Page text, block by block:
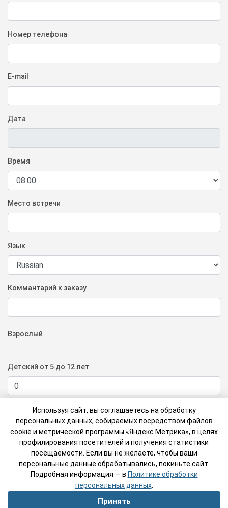
Номер телефона
E-mail
Дата
Время
Место встречи
Язык
Коммантарий к заказу
Взрослый
Детский от 5 до 12 лет
Льготный (школьники от 12 лет,студенты,пенсионеры)
Заказать экскурсию
Используя сайт, вы соглашаетесь на обработку
персональных данных, собираемых посредством файлов
cookie и метрической программы «Яндекс.Метрика», в целях
профилирования посетителей и получения статистики
посещаемости. Если вы не желаете, чтобы ваши
персональные данные обрабатывались, покиньте сайт.
Подробная информация — в Политике обработки
персональных данных.
Принять